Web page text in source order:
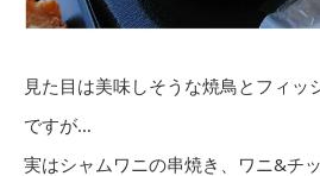
見た目は美味しそうな焼鳥とフィッ
ですが…
実はシャムワニの串焼き、ワニ&チ